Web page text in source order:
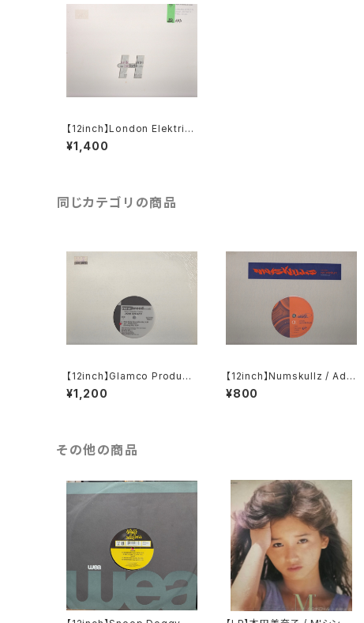
【12inch】London Elektricit
y Vs Jon Fort / P.B.E.
¥1,400
同じカテゴリの商品
【12inch】Glamco Producti
ons Presents Jon Shaft /
Ain't Really Down / Ideali
¥1,200
【12inch】Numskullz / Ad I
nfinitum
¥800
その他の商品